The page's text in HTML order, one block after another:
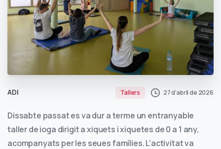
ADI Tallers 27 d'abril de 2026
Dissabte passat es va dur a terme un entranyable
taller de ioga dirigit a xiquets i xiquetes de 0 a 1 any,
acompanyats per les seues famílies. L’activitat va